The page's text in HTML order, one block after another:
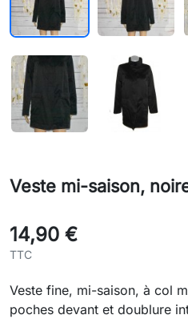
Veste mi-saison,
14,90 €
TTC
Veste fine, mi-saison, à col
poches devant et doublure